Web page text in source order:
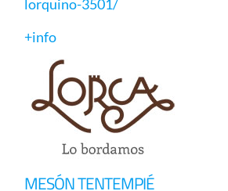
lorquino-3501/
+info
MESÓN TENTEMPIÉ